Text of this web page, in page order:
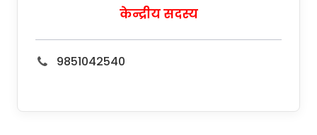
केन्द्रीय सदस्य
9851042540